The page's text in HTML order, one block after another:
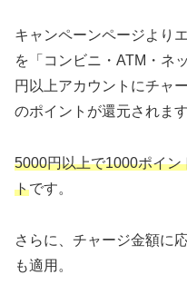
キャンペーンページより
を「コンビニ・ATM・ネ
円以上アカウントにチャ
のポイントが還元されます
5000円以上で1000ポイン
トです。
さらに、チャージ金額に
も適用。